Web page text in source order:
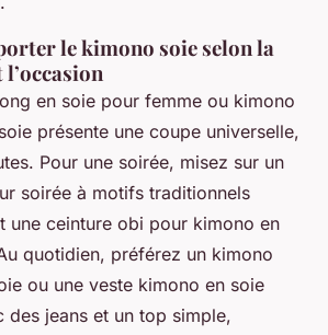
le kimono soie selon la
en soie pour femme ou kimono
présente une coupe universelle,
Pour une soirée, misez sur un
soirée à motifs traditionnels
une ceinture obi pour kimono en
quotidien, préférez un kimono
ou une veste kimono en soie
des jeans et un top simple,